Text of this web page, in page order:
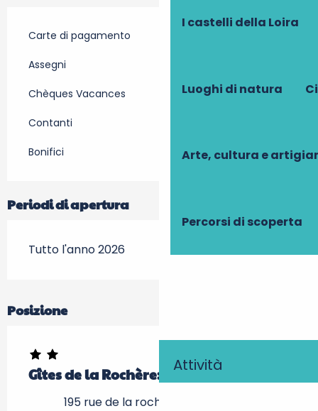
I castelli della Loira
Luoghi di natura
Arte, cultura e
Percorsi di scoperta
Attività
Carte di pagamento
Assegni
Chèques Vacances
Contanti
Bonifici
Periodi di apertura
Tutto l'anno 2026
Posizione
Gîtes de la Rochère: Le Vigneron
195 rue de la rochère, 37210 Noizay